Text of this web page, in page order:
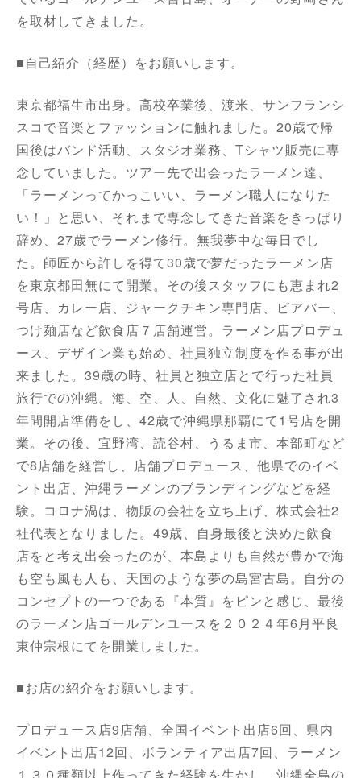
を取材してきました。
■自己紹介（経歴）をお願いします。
東京都福生市出身。高校卒業後、渡米、サンフランシ
スコで音楽とファッションに触れました。20歳で帰
国後はバンド活動、スタジオ業務、Tシャツ販売に専
念していました。ツアー先で出会ったラーメン達、
「ラーメンってかっこいい、ラーメン職人になりた
い！」と思い、それまで専念してきた音楽をきっぱり
辞め、27歳でラーメン修行。無我夢中な毎日でし
た。師匠から許しを得て30歳で夢だったラーメン店
を東京都田無にて開業。その後スタッフにも恵まれ2
号店、カレー店、ジャークチキン専門店、ビアバー、
つけ麺店など飲食店７店舗運営。ラーメン店プロデュ
ース、デザイン業も始め、社員独立制度を作る事が出
来ました。39歳の時、社員と独立店とで行った社員
旅行での沖縄。海、空、人、自然、文化に魅了され3
年間開店準備をし、42歳で沖縄県那覇にて1号店を開
業。その後、宜野湾、読谷村、うるま市、本部町など
で8店舗を経営し、店舗プロデュース、他県でのイベ
ント出店、沖縄ラーメンのブランディングなどを経
験。コロナ渦は、物販の会社を立ち上げ、株式会社2
社代表となりました。49歳、自身最後と決めた飲食
店をと考え出会ったのが、本島よりも自然が豊かで海
も空も風も人も、天国のような夢の島宮古島。自分の
コンセプトの一つである『本質』をピンと感じ、最後
のラーメン店ゴールデンユースを２０２４年6月平良
東仲宗根にてを開業しました。
■お店の紹介をお願いします。
プロデュース店9店舗、全国イベント出店6回、県内
イベント出店12回、ボランティア出店7回、ラーメン